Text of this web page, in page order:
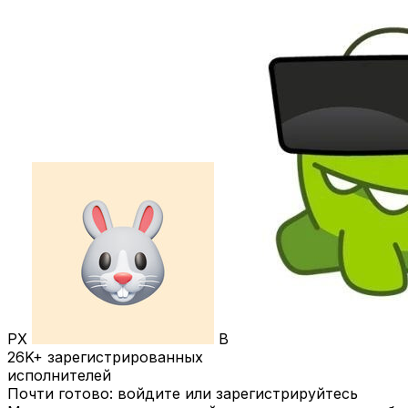
РХ
В
26K+ зарегистрированных
исполнителей
Почти готово: войдите или зарегистрируйтесь